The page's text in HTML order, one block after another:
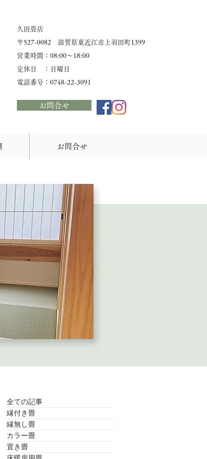
久田畳店
​〒527-0082 滋賀県東近江市上羽田町1399
営業時間：08:00〜18:00
定休日 ：日曜日
​電話番号：0748-22-3091
お問合せ
お問合せ
全ての記事
縁付き畳
縁無し畳
カラー畳
置き畳